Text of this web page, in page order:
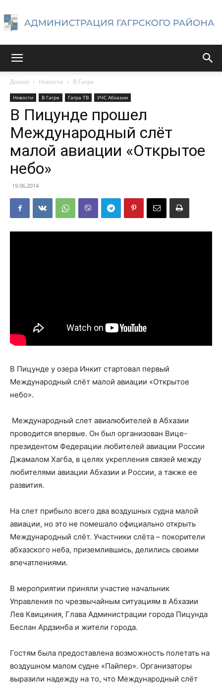
Гагрского
района
Домой Новости В Гагре
Новости В Гагре Гагра ТВ УЧС Абхазии
В Пицунде прошел
Международный слёт
малой авиации «Открытое
небо»
19.06.2014
В Пицунде у озера Инкит стартовал первый
Международный слёт малой авиации «Открытое
небо».
Международный слет авиалюбителей в Абхазии
проводится впервые. Он был организован Вице-
президентом Федерации любителей авиации России
Джамалом Хагба, в целях укрепления связей между
любителями авиации Абхазии и России, а также ее
развития.
На слет прибыло всего два воздушных судна малой
авиации, но это не помешало официально открыть
Международный слёт. Участники слёта – покорители
абхазского неба, приземлившись, делились своими
впечатлениями.
В мероприятии приняли участие начальник
Управления по чрезвычайным ситуациям в Абхазии
Лев Квициния, Глава Администрации города Пицунда
Беслан Ардзинба и жители города.
Гостям была предоставлена возможность полетать на
воздушном малом судне «Пайпер». Организаторы
выразили надежду на то, что Международный слёт